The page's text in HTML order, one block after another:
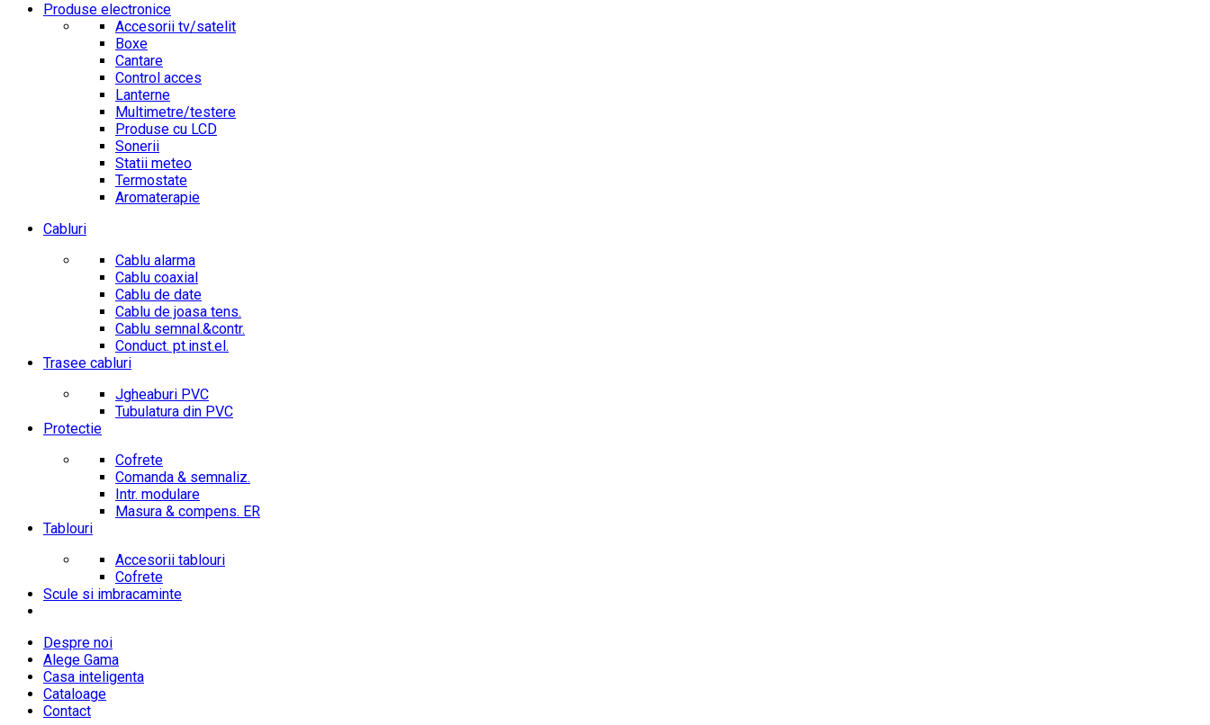
Produse electronice
Accesorii tv/satelit
Boxe
Cantare
Control acces
Lanterne
Multimetre/testere
Produse cu LCD
Sonerii
Statii meteo
Termostate
Aromaterapie
Cabluri
Cablu alarma
Cablu coaxial
Cablu de date
Cablu de joasa tens.
Cablu semnal.&contr.
Conduct. pt.inst.el.
Trasee cabluri
Jgheaburi PVC
Tubulatura din PVC
Protectie
Cofrete
Comanda & semnaliz.
Intr. modulare
Masura & compens. ER
Tablouri
Accesorii tablouri
Cofrete
Scule si imbracaminte
Despre noi
Alege Gama
Casa inteligenta
Cataloage
Contact